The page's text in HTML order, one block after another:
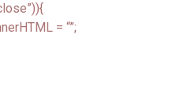
= “”;